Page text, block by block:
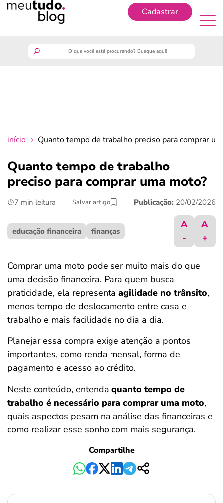
Cadastrar
crédito fácil
últimas notícias
ferramentas
início Quanto tempo de trabalho preciso para comprar
Quanto tempo de trabalho
preciso para comprar uma moto?
7 min leitura Salvar artigo Publicação: 20/02/2026
educação financeira finanças
A
-
A
+
Comprar uma moto pode ser muito mais do que
uma decisão financeira. Para quem busca
praticidade, ela representa agilidade no trânsito,
menos tempo de deslocamento entre casa e
trabalho e mais facilidade no dia a dia.
Planejar essa compra exige atenção a pontos
importantes, como renda mensal, forma de
pagamento e acesso ao crédito.
Neste conteúdo, entenda quanto tempo de
trabalho é necessário para comprar uma moto,
quais aspectos pesam na análise das financeiras e
como realizar esse sonho com mais segurança.
Compartilhe